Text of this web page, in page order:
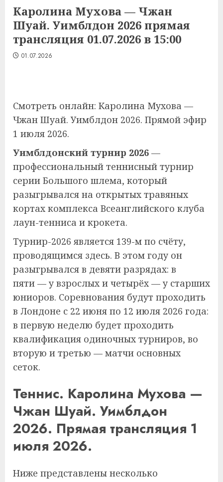
Каролина Мухова — Чжан
Шуай. Уимблдон 2026 прямая
трансляция 01.07.2026 в 15:00
01.07.2026
Смотреть онлайн: Каролина Мухова —
Чжан Шуай. Уимблдон 2026. Прямой эфир
1 июля 2026.
Уимблдонский турнир 2026 —
профессиональный теннисный турнир
серии Большого шлема, который
разыгрывался на открытых травяных
кортах комплекса Всеанглийского клуба
лаун-тенниса и крокета.
Турнир-2026 является 139-м по счёту,
проводящимся здесь. В этом году он
разыгрывался в девяти разрядах: в
пяти — у взрослых и четырёх — у старших
юниоров. Соревнования будут проходить
в Лондоне с 22 июня по 12 июля 2026 года:
в первую неделю будет проходить
квалификация одиночных турниров, во
вторую и третью — матчи основных
сеток.
Теннис. Каролина Мухова —
Чжан Шуай. Уимблдон
2026. Прямая трансляция 1
июля 2026.
Ниже представлены несколько